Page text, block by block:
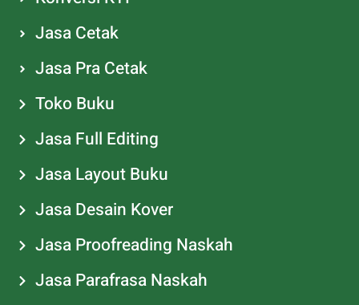
Jasa Cetak
Jasa Pra Cetak
Toko Buku
Jasa Full Editing
Jasa Layout Buku
Jasa Desain Kover
Jasa Proofreading Naskah
Jasa Parafrasa Naskah